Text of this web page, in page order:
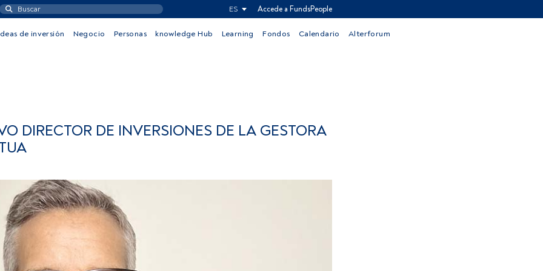
ES Accede a FundsPeople
de inversión Negocio Personas knowledge Hub Learning Fondos Calendario Alterforum
DIRECTOR DE INVERSIONES DE LA GESTORA